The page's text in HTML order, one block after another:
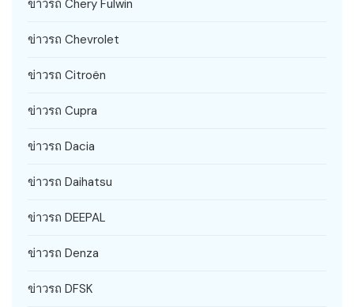
ข่าวรถ Chery Fulwin
ข่าวรถ Chevrolet
ข่าวรถ Citroën
ข่าวรถ Cupra
ข่าวรถ Dacia
ข่าวรถ Daihatsu
ข่าวรถ DEEPAL
ข่าวรถ Denza
ข่าวรถ DFSK